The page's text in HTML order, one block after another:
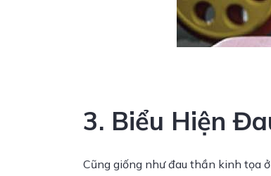
3. Biểu Hiện
Cũng giống như đau thần kinh tọa